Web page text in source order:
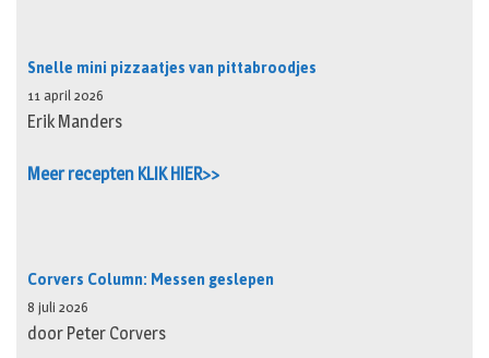
Snelle mini pizzaatjes van pittabroodjes
11 april 2026
Erik Manders
Meer recepten KLIK HIER>>
Corvers Column: Messen geslepen
8 juli 2026
door Peter Corvers